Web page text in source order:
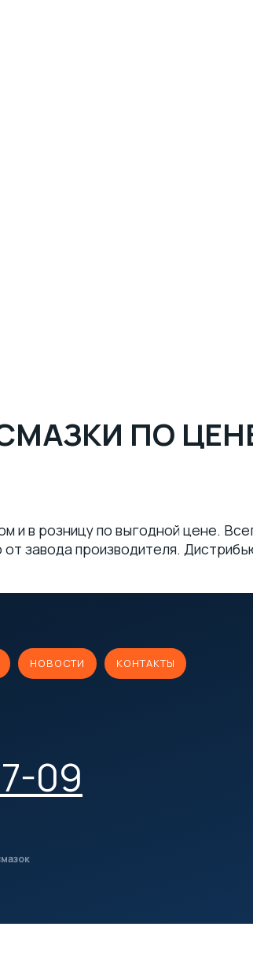
ПО
и в розницу по выгодной цене.
завода производителя.
НОВОСТИ КОНТАКТЫ
09